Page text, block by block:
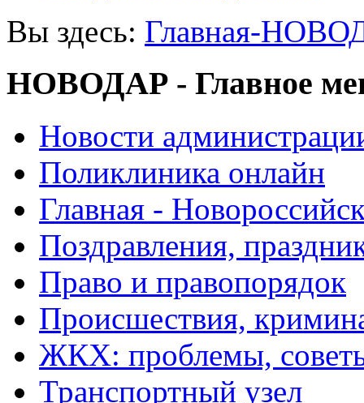
Вы здесь: Главная-
НОВОДАР - Главное
Новости
Поликлиника онлайн
Главная -
Поздравления,
Право и правопорядок
Происшествия,
ЖКХ: проблемы,
Транспортный узел